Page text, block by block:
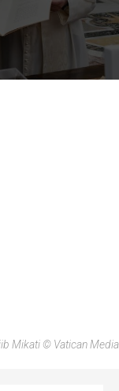
Mikati © Vatican Media